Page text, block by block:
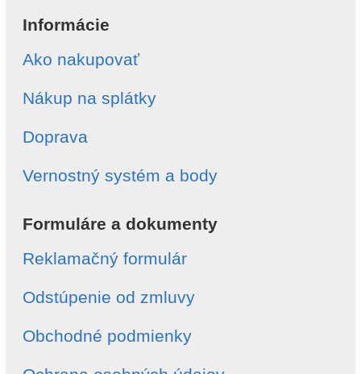
Informácie
Ako nakupovať
Nákup na splátky
Doprava
Vernostný systém a body
Formuláre a dokumenty
Reklamačný formulár
Odstúpenie od zmluvy
Obchodné podmienky